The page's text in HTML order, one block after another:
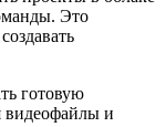
Это
готовую
видеофайлы и